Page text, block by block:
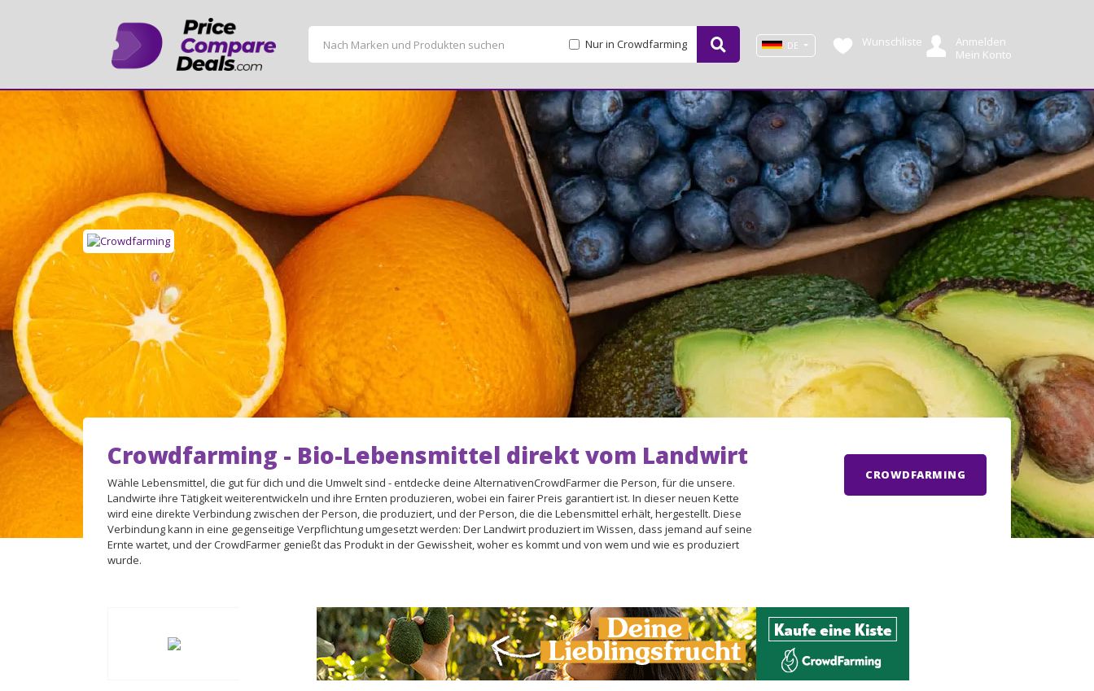
Nur in Crowdfarming DE Wunschliste
Anmelden
Mein Konto
Crowdfarming - Bio-Lebensmittel direkt vom Landwirt
Wähle Lebensmittel, die gut für dich und die Umwelt sind - entdecke deine AlternativenCrowdFarmer die Person, für die unsere.
Landwirte ihre Tätigkeit weiterentwickeln und ihre Ernten produzieren, wobei ein fairer Preis garantiert ist. In dieser neuen Kette
wird eine direkte Verbindung zwischen der Person, die produziert, und der Person, die die Lebensmittel erhält, hergestellt. Diese
Verbindung kann in eine gegenseitige Verpflichtung umgesetzt werden: Der Landwirt produziert im Wissen, dass jemand auf seine
Ernte wartet, und der CrowdFarmer genießt das Produkt in der Gewissheit, woher es kommt und von wem und wie es produziert
wurde.
CROWDFARMING